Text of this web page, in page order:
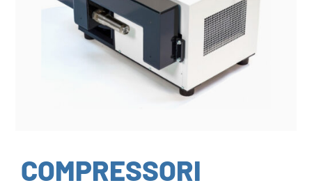
COMPRESSORI